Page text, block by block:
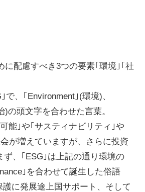
配慮すべき3つの要素｢環境｣｢社
、｢Environment｣(環境)、
)の頭文字を合わせた言葉。
能｣や｢サスティナビリティ｣や
が増えていますが、さらに投資
、｢ESG｣は上記の通り環境の
｣を合わせて誕生した俗語
に発展途上国サポート、そして